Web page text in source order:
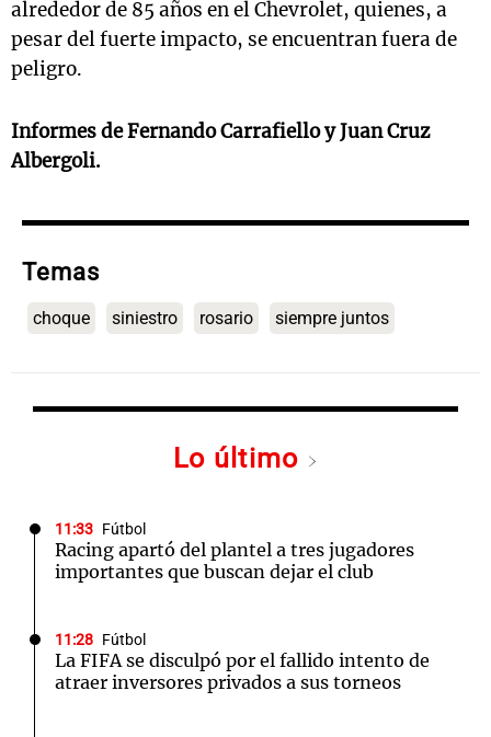
alrededor de 85 años en el Chevrolet, quienes, a
pesar del fuerte impacto, se encuentran fuera de
peligro.
Informes de Fernando Carrafiello y Juan Cruz
Albergoli.
Temas
choque siniestro rosario siempre juntos
Lo último
11:33 Fútbol
Racing apartó del plantel a tres jugadores
importantes que buscan dejar el club
11:28 Fútbol
La FIFA se disculpó por el fallido intento de
atraer inversores privados a sus torneos